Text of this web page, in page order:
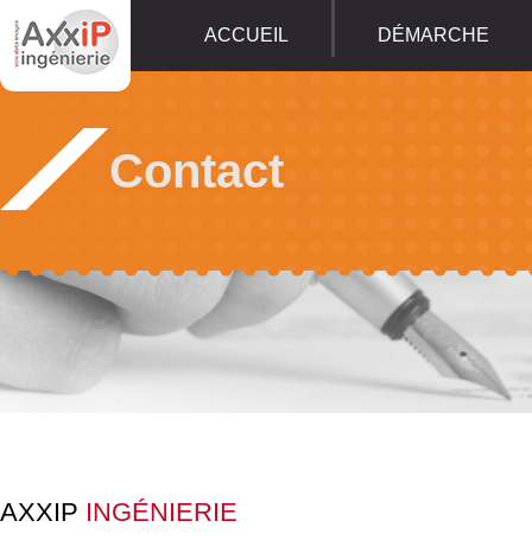
Panneau de gestion des cookies
ACCUEIL
DÉMARCHE
Contact
AXXIP INGÉNIERIE